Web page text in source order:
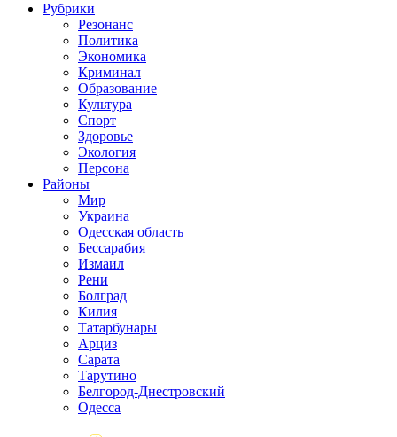
Рубрики
Резонанс
Политика
Экономика
Криминал
Образование
Культура
Спорт
Здоровье
Экология
Персона
Районы
Мир
Украина
Одесская область
Бессарабия
Измаил
Рени
Болград
Килия
Татарбунары
Арциз
Сарата
Тарутино
Белгород-Днестровский
Одесса